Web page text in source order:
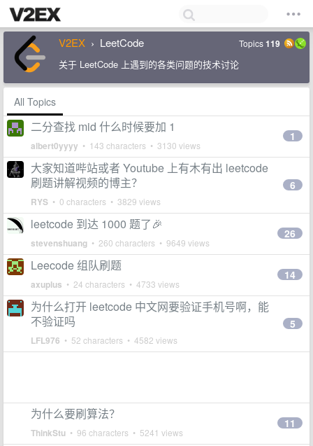
V2EX › LeetCode Topics119
关于 LeetCode 上遇到的各类问题的技术讨论
All Topics
二分查找 mid 什么时候要加 1
albert0yyyy • 143 characters • 3130 views
1
大家知道哔站或者 Youtube 上有木有出 leetcode
刷题讲解视频的博主？
RYS • 0 characters • 3829 views
6
leetcode 到达 1000 题了🎉
stevenshuang • 260 characters • 9649 views
26
Leecode 组队刷题
axuplus • 24 characters • 4733 views
14
为什么打开 leetcode 中文网要验证手机号啊，能
不验证吗
LFL976 • 52 characters • 4582 views
5
为什么要刷算法？
ThinkStu • 96 characters • 5241 views
11